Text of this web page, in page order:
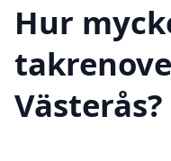
Hur
Västerås?